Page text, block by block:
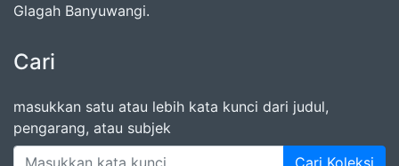
Glagah Banyuwangi.
Cari
masukkan satu atau lebih kata kunci dari judul,
pengarang, atau subjek
Cari Koleksi